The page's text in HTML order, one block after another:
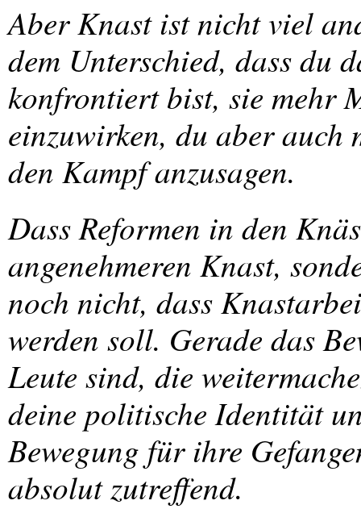
Aber Knast ist nicht viel
dem Unterschied, dass du
konfrontiert bist, sie mehr
einzuwirken, du aber auch
den Kampf anzusagen.
Dass Reformen in den
angenehmeren Knast,
noch nicht, dass
werden soll. Gerade das
Leute sind, die
deine politische Identität
Bewegung für ihre
absolut zutreffend.